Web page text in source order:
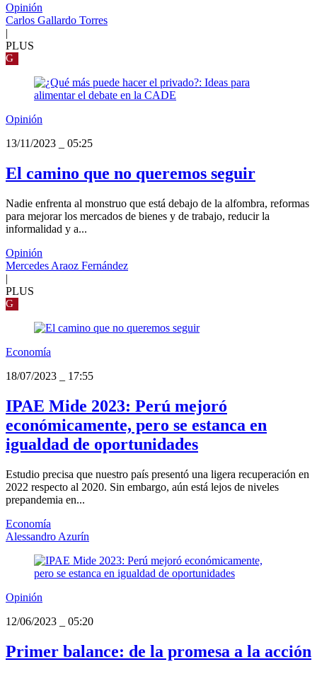
Opinión
Carlos Gallardo Torres
|
PLUS
G
Opinión
13/11/2023
05:25
El camino que no queremos seguir
Nadie enfrenta al monstruo que está debajo de la alfombra, reformas
para mejorar los mercados de bienes y de trabajo, reducir la
informalidad y a...
Opinión
Mercedes Araoz Fernández
|
PLUS
G
Economía
18/07/2023
17:55
IPAE Mide 2023: Perú mejoró
económicamente, pero se estanca en
igualdad de oportunidades
Estudio precisa que nuestro país presentó una ligera recuperación en
2022 respecto al 2020. Sin embargo, aún está lejos de niveles
prepandemia en...
Economía
Alessandro Azurín
Opinión
12/06/2023
05:20
Primer balance: de la promesa a la acción